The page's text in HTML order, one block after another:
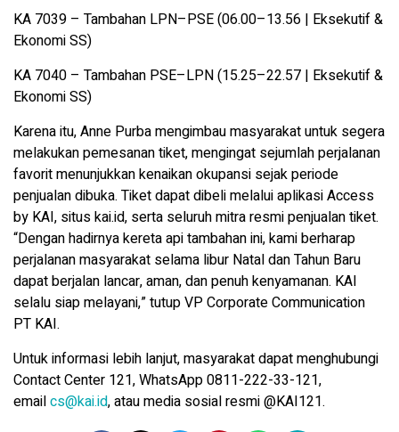
KA 7039 – Tambahan LPN–PSE (06.00–13.56 | Eksekutif &
Ekonomi SS)
KA 7040 – Tambahan PSE–LPN (15.25–22.57 | Eksekutif &
Ekonomi SS)
Karena itu, Anne Purba mengimbau masyarakat untuk segera
melakukan pemesanan tiket, mengingat sejumlah perjalanan
favorit menunjukkan kenaikan okupansi sejak periode
penjualan dibuka. Tiket dapat dibeli melalui aplikasi Access
by KAI, situs kai.id, serta seluruh mitra resmi penjualan tiket.
“Dengan hadirnya kereta api tambahan ini, kami berharap
perjalanan masyarakat selama libur Natal dan Tahun Baru
dapat berjalan lancar, aman, dan penuh kenyamanan. KAI
selalu siap melayani,” tutup VP Corporate Communication
PT KAI.
Untuk informasi lebih lanjut, masyarakat dapat menghubungi
Contact Center 121, WhatsApp 0811-222-33-121,
emailcs@kai.id, atau media sosial resmi @KAI121.